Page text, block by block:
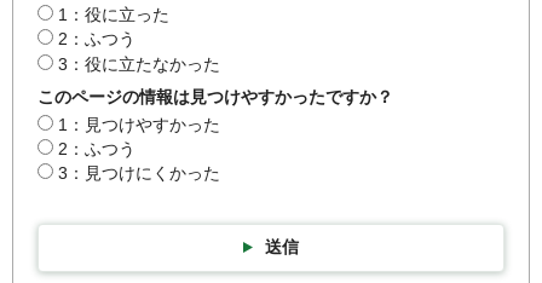
1：役に立った
2：ふつう
3：役に立たなかった
このページの情報は見つけやすかったですか？
1：見つけやすかった
2：ふつう
3：見つけにくかった
送信